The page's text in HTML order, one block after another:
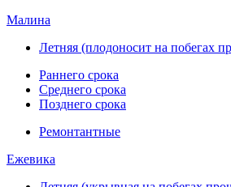
Малина
Летняя (плодоносит на побегах
Раннего срока
Среднего срока
Позднего срока
Ремонтантные
Ежевика